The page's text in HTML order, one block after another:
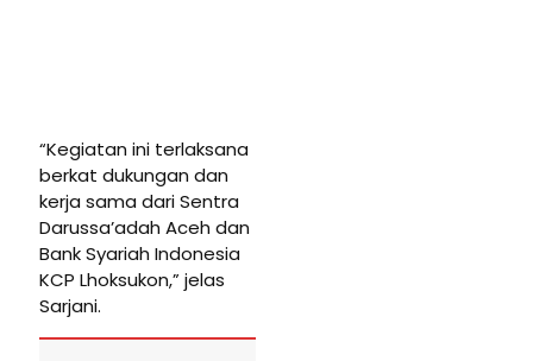
“Kegiatan ini terlaksana
berkat dukungan dan
kerja sama dari Sentra
Darussa’adah Aceh dan
Bank Syariah Indonesia
KCP Lhoksukon,” jelas
Sarjani.